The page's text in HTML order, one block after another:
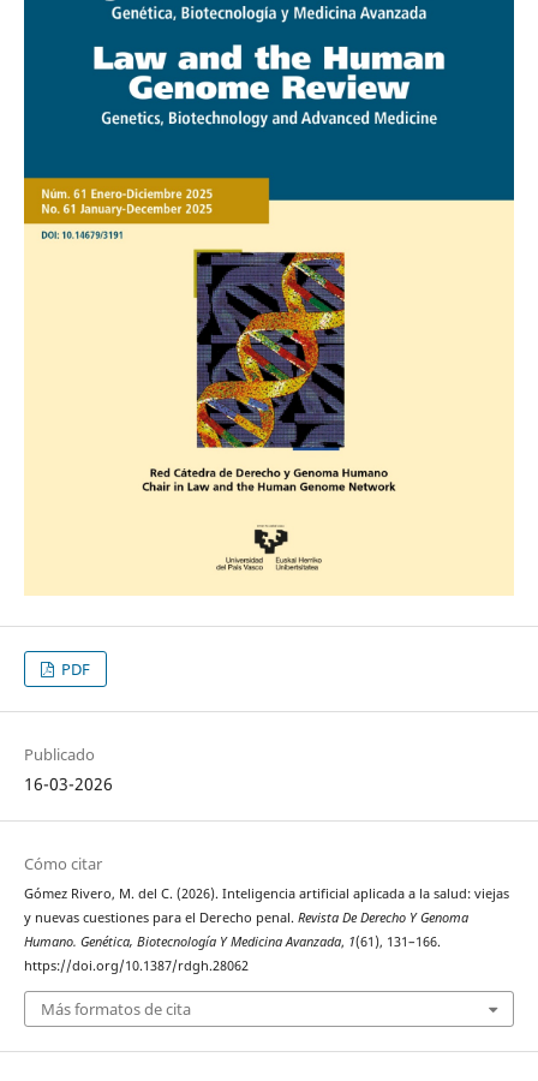
PDF
Publicado
16-03-2026
Cómo citar
Gómez Rivero, M. del C. (2026). Inteligencia artificial aplicada a la salud: viejas
y nuevas cuestiones para el Derecho penal. Revista De Derecho Y Genoma
Humano. Genética, Biotecnología Y Medicina Avanzada, 1(61), 131–166.
https://doi.org/10.1387/rdgh.28062
Más formatos de cita